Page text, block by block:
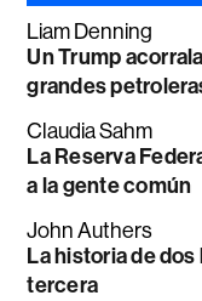
Liam Denning
Un Trump
grandes
Claudia Sahm
La Reserva
a la gente común
John Authers
La historia de
tercera